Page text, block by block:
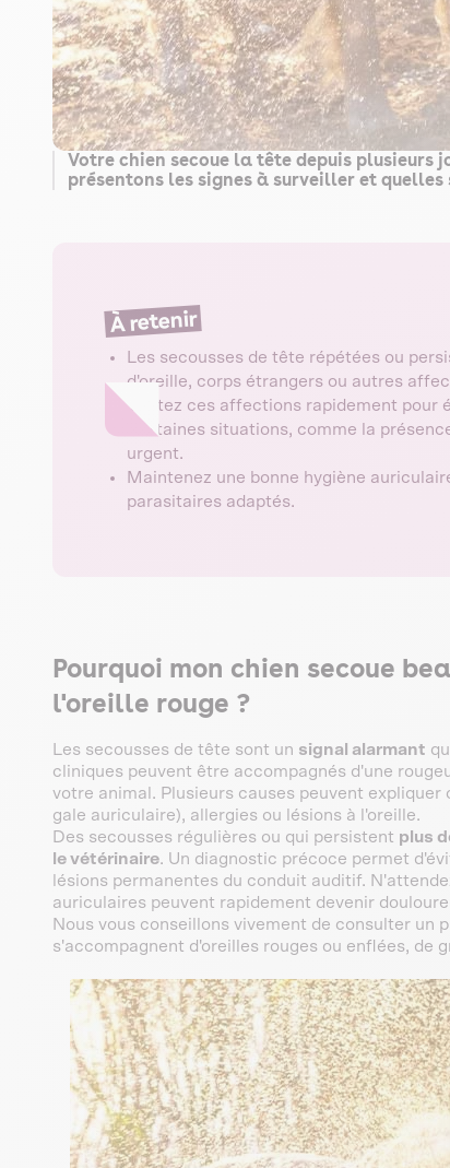
Votre chien secoue la tête depuis plusieurs
présentons les signes à surveiller et
À retenir
Les secousses de tête répétées ou
d'oreille, corps étrangers ou autres
Traitez ces affections rapidement pour
Certaines situations, comme la
urgent.
Maintenez une bonne hygiène
parasitaires adaptés.
Pourquoi mon chien secoue
l'oreille rouge ?
Les secousses de tête sont un signal alarmant
cliniques peuvent être accompagnés d'une
votre animal. Plusieurs causes peuvent
gale auriculaire), allergies ou lésions à l'oreille.
Des secousses régulières ou qui persistent plus
le vétérinaire. Un diagnostic précoce permet
lésions permanentes du conduit auditif.
auriculaires peuvent rapidement devenir
Nous vous conseillons vivement de consulter un
s'accompagnent d'oreilles rouges ou enflées, de